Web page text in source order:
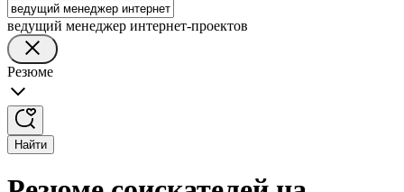
ведущий менеджер интернет-проектов
Резюме
Найти